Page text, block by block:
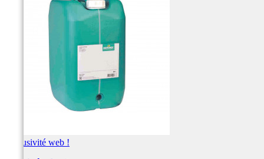
Exclusivité web !